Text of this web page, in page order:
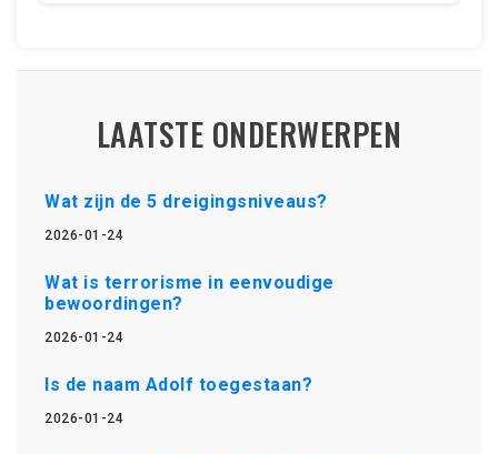
LAATSTE ONDERWERPEN
Wat zijn de 5 dreigingsniveaus?
2026-01-24
Wat is terrorisme in eenvoudige
bewoordingen?
2026-01-24
Is de naam Adolf toegestaan?
2026-01-24